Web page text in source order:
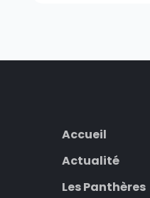
Accueil
Actualité
Les Panthères